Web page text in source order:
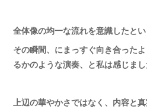
全体像の均一な流れを意識したとい
その瞬間、にまっすぐ向き合った
るかのような演奏、と私は感じま
上辺の華やかさではなく、内容と